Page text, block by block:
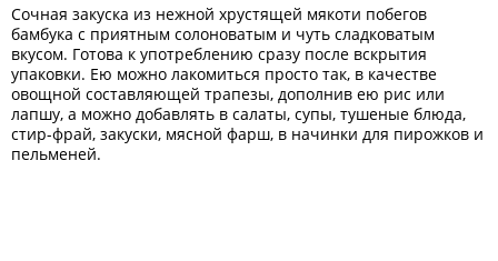
Сочная закуска из нежной хрустящей мякоти побегов
бамбука с приятным солоноватым и чуть сладковатым
вкусом. Готова к употреблению сразу после вскрытия
упаковки. Ею можно лакомиться просто так, в качестве
овощной составляющей трапезы, дополнив ею рис или
лапшу, а можно добавлять в салаты, супы, тушеные блюда,
стир-фрай, закуски, мясной фарш, в начинки для пирожков и
пельменей.